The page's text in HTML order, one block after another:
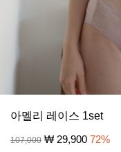
아멜리 레이스 1set
107,000 ₩ 29,900 72%